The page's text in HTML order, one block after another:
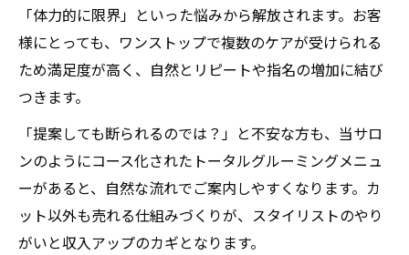
「体力的に限界」といった悩みから解放されます。お客
様にとっても、ワンストップで複数のケアが受けられる
ため満足度が高く、自然とリピートや指名の増加に結び
つきます。
「提案しても断られるのでは？」と不安な方も、当サロ
ンのようにコース化されたトータルグルーミングメニュ
ーがあると、自然な流れでご案内しやすくなります。カ
ット以外も売れる仕組みづくりが、スタイリストのやり
がいと収入アップのカギとなります。